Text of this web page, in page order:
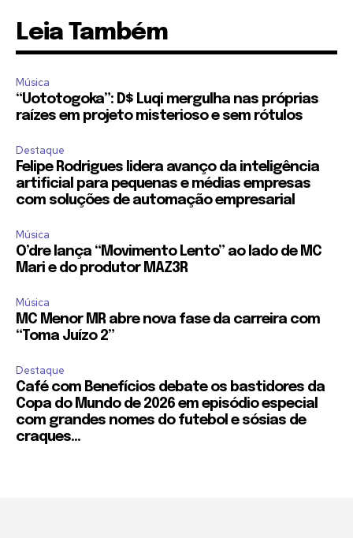
Leia Também
Música
“Uototogoka”: D$ Luqi mergulha nas próprias
raízes em projeto misterioso e sem rótulos
Destaque
Felipe Rodrigues lidera avanço da inteligência
artificial para pequenas e médias empresas
com soluções de automação empresarial
Música
O’dre lança “Movimento Lento” ao lado de MC
Mari e do produtor MAZ3R
Música
MC Menor MR abre nova fase da carreira com
“Toma Juízo 2”
Destaque
Café com Benefícios debate os bastidores da
Copa do Mundo de 2026 em episódio especial
com grandes nomes do futebol e sósias de
craques...